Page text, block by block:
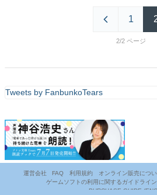
2/2
1
Tweets by FanbunkoTears
運営会社 FAQ 利用規約 オンライン販売につ
ゲームソフトの利用に関するガイドライン
PURCHASE GUIDE